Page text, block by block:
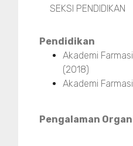
SEKSI PENDIDIKAN
Pendidikan
Akademi
(2018)
Akademi
Pengalaman